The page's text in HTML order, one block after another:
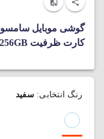
کارت ظرفیت 256GB و رم 8GB
رنگ انتخابی:سفید